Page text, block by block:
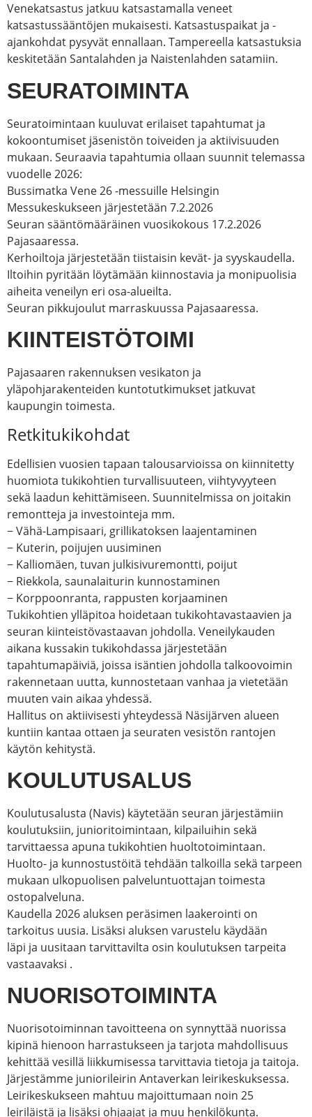
Venekatsastus jatkuu katsastamalla veneet
katsastussääntöjen mukaisesti. Katsastuspaikat ja -
ajankohdat pysyvät ennallaan. Tampereella katsastuksia
keskitetään Santalahden ja Naistenlahden satamiin.
SEURATOIMINTA
Seuratoimintaan kuuluvat erilaiset tapahtumat ja
kokoontumiset jäsenistön toiveiden ja aktiivisuuden
mukaan. Seuraavia tapahtumia ollaan suunnit telemassa
vuodelle 2026:
Bussimatka Vene 26 -messuille Helsingin
Messukeskukseen järjestetään 7.2.2026
Seuran sääntömääräinen vuosikokous 17.2.2026
Pajasaaressa.
Kerhoiltoja järjestetään tiistaisin kevät- ja syyskaudella.
Iltoihin pyritään löytämään kiinnostavia ja monipuolisia
aiheita veneilyn eri osa-alueilta.
Seuran pikkujoulut marraskuussa Pajasaaressa.
KIINTEISTÖTOIMI
Pajasaaren rakennuksen vesikaton ja
yläpohjarakenteiden kuntotutkimukset jatkuvat
kaupungin toimesta.
Retkitukikohdat
Edellisien vuosien tapaan talousarvioissa on kiinnitetty
huomiota tukikohtien turvallisuuteen, viihtyvyyteen
sekä laadun kehittämiseen. Suunnitelmissa on joitakin
remontteja ja investointeja mm.
− Vähä-Lampisaari, grillikatoksen laajentaminen
− Kuterin, poijujen uusiminen
− Kalliomäen, tuvan julkisivuremontti, poijut
− Riekkola, saunalaiturin kunnostaminen
− Korppoonranta, rappusten korjaaminen
Tukikohtien ylläpitoa hoidetaan tukikohtavastaavien ja
seuran kiinteistövastaavan johdolla. Veneilykauden
aikana kussakin tukikohdassa järjestetään
tapahtumapäiviä, joissa isäntien johdolla talkoovoimin
rakennetaan uutta, kunnostetaan vanhaa ja vietetään
muuten vain aikaa yhdessä.
Hallitus on aktiivisesti yhteydessä Näsijärven alueen
kuntiin kantaa ottaen ja seuraten vesistön rantojen
käytön kehitystä.
KOULUTUSALUS
Koulutusalusta (Navis) käytetään seuran järjestämiin
koulutuksiin, junioritoimintaan, kilpailuihin sekä
tarvittaessa apuna tukikohtien huoltotoimintaan.
Huolto- ja kunnostustöitä tehdään talkoilla sekä tarpeen
mukaan ulkopuolisen palveluntuottajan toimesta
ostopalveluna.
Kaudella 2026 aluksen peräsimen laakerointi on
tarkoitus uusia. Lisäksi aluksen varustelu käydään
läpi ja uusitaan tarvittavilta osin koulutuksen tarpeita
vastaavaksi .
NUORISOTOIMINTA
Nuorisotoiminnan tavoitteena on synnyttää nuorissa
kipinä hienoon harrastukseen ja tarjota mahdollisuus
kehittää vesillä liikkumisessa tarvittavia tietoja ja taitoja.
Järjestämme juniorileirin Antaverkan leirikeskuksessa.
Leirikeskukseen mahtuu majoittumaan noin 25
leiriläistä ja lisäksi ohjaajat ja muu henkilökunta.